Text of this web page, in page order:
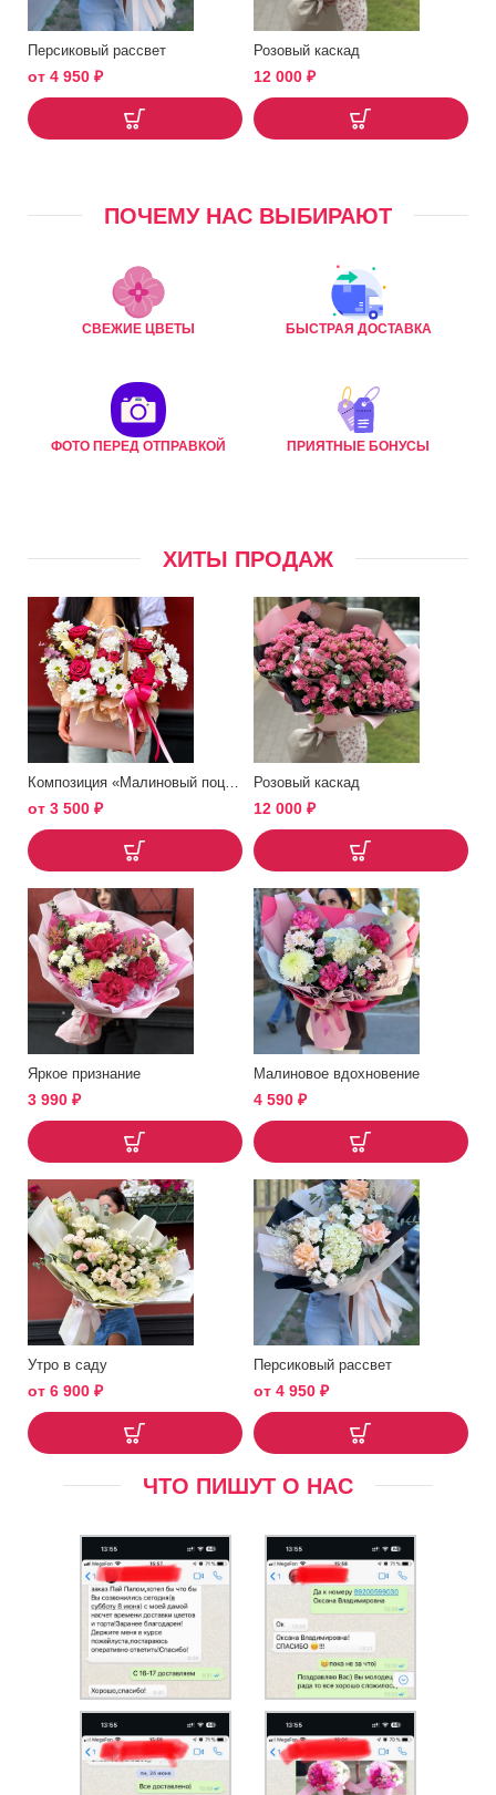
Персиковый рассвет
от 4 950 ₽
Розовый каскад
12 000 ₽
ПОЧЕМУ НАС ВЫБИРАЮТ
СВЕЖИЕ ЦВЕТЫ БЫСТРАЯ ДОСТАВКА
ФОТО ПЕРЕД ОТПРАВКОЙ ПРИЯТНЫЕ БОНУСЫ
ХИТЫ ПРОДАЖ
от 3 500 ₽
Розовый каскад
12 000 ₽
Яркое признание
3 990 ₽
Малиновое вдохновение
4 590 ₽
Утро в саду
от 6 900 ₽
Персиковый рассвет
от 4 950 ₽
ЧТО ПИШУТ О НАС